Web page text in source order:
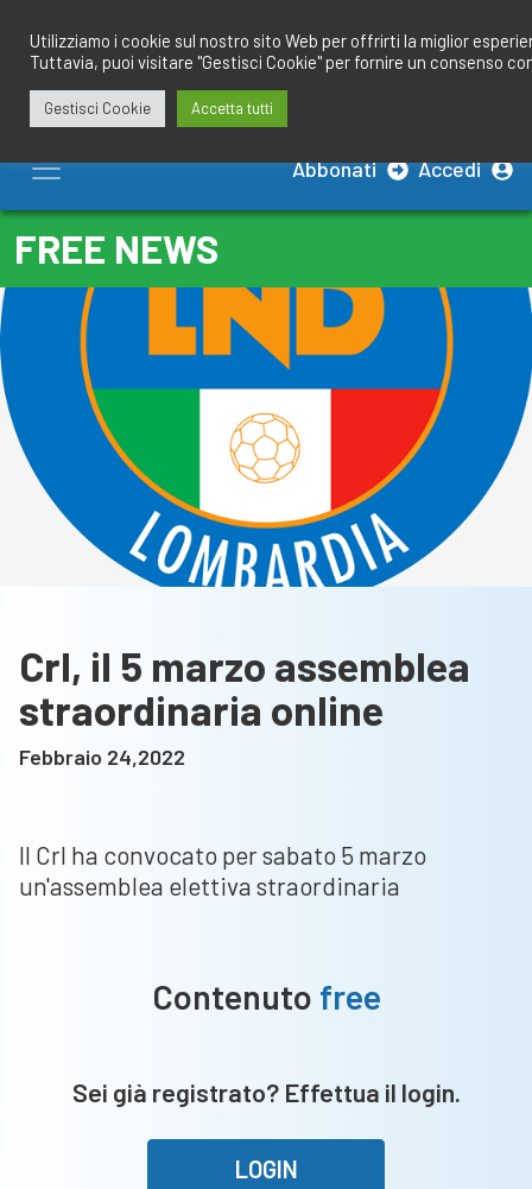
contenuto
Abbonati Accedi
FREE NEWS
Crl, il 5 marzo assemblea
straordinaria online
Febbraio 24,2022
Il Crl ha convocato per sabato 5 marzo
un'assemblea elettiva straordinaria
Contenuto free
Sei già registrato? Effettua il login.
LOGIN
Utilizziamo i cookie sul nostro sito Web per offrirti la miglior
Tuttavia, puoi visitare "Gestisci Cookie" per fornire un consenso
Gestisci Cookie Accetta tutti